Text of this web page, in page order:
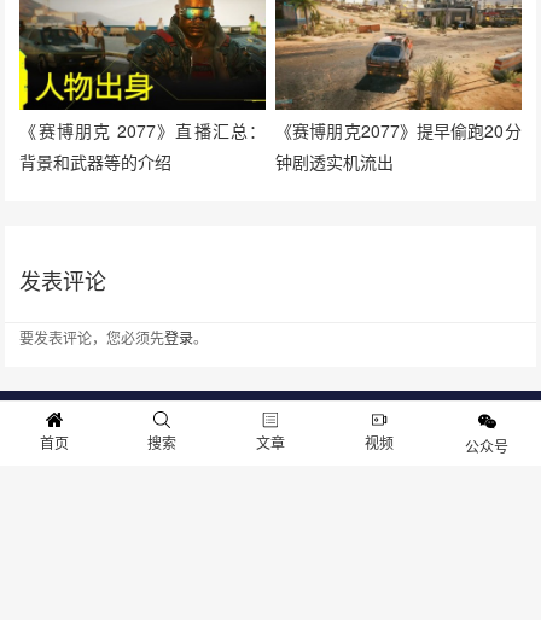
《赛博朋克 2077》直播汇总：
背景和武器等的介绍
《赛博朋克2077》提早偷跑20分
钟剧透实机流出
发表评论
要发表评论，您必须先登录。
关于我们 寻求报道 投稿须知 商务合作 版权申明
联系我们
首页 搜索 文章 视频 公众号